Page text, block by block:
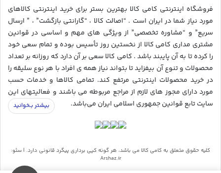
فروشگاه اینترنتی کامی کالا بهترین بستر برای خرید اینترنتی کالاهای
مورد نیاز شما در ایران است . “اصالت کالا ، “گارانتی بازگشت” ، ” ارسال
سریع” و “مشاوره تخصصی” از ویژگی های مهم و اساسی در قوانین
مشتری مداری کامی کالا از نخستین روز تأسیس بوده و تمام سعی خود
را کرده تا به آن پایبند باشد . کامی کالا سعی بر آن دارد که روزانه بر تعداد
محصولات و تنوع آن بیفزاید تا بتواند نیاز همه ی افراد با هر نوع سلیقه را
در خرید محصولات اینترنتی مرتفع کند. تمامی کالاها و خدمات حسب
مورد دارای مجوز های لازم از مراجع مربوطه می باشند و فعالیتهای این
سایت تابع قوانین جمهوری اسلامی ایران می‌باشد.
کلیه حقوق متعلق به کامی کالا می باشد، هر گونه کپی برداری پیگرد قانونی دارد. | سئو:
Arshaz.ir